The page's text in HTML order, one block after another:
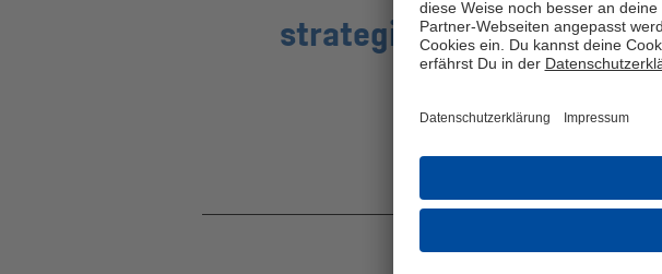
strategischem Denken
Handschrift.
Dr. Jens Buchta